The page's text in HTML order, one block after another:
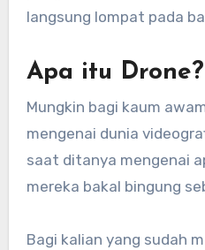
langsung lompat pada
Apa itu Drone?
Mungkin bagi kaum
mengenai dunia
saat ditanya mengenai
mereka bakal bingung
Bagi kalian yang sudah